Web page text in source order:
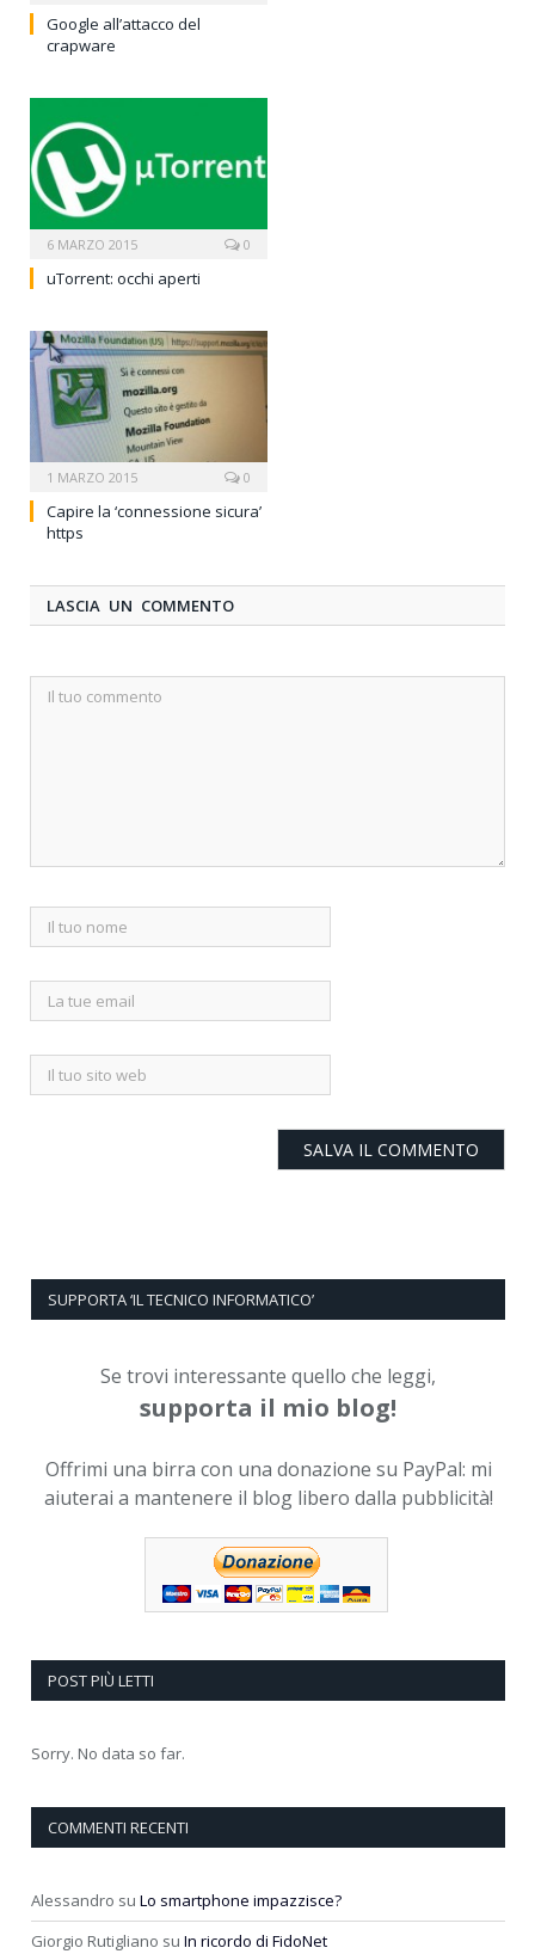
Google all’attacco del
crapware
6 MARZO 2015 0
uTorrent: occhi aperti
1 MARZO 2015 0
Capire la ‘connessione sicura’
https
LASCIA UN COMMENTO
SUPPORTA ‘IL TECNICO INFORMATICO’
Se trovi interessante quello che leggi,
supporta il mio blog!
Offrimi una birra con una donazione su PayPal: mi
aiuterai a mantenere il blog libero dalla pubblicità!
POST PIÙ LETTI
Sorry. No data so far.
COMMENTI RECENTI
Alessandro su Lo smartphone impazzisce?
Giorgio Rutigliano su In ricordo di FidoNet